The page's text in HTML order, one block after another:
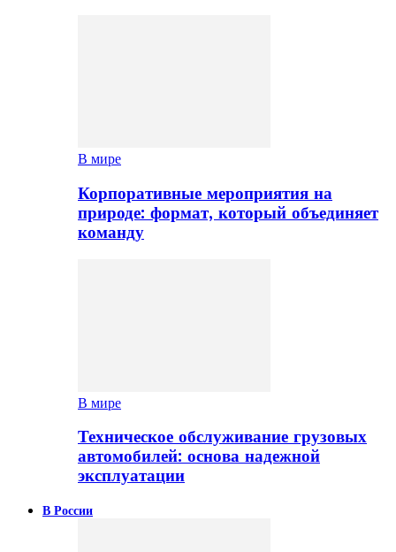
В мире
Корпоративные мероприятия на
природе: формат, который объединяет
команду
В мире
Техническое обслуживание грузовых
автомобилей: основа надежной
эксплуатации
В России